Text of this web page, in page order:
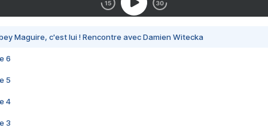
Maguire, c'est lui ! Rencontre avec Damien Witecka
6
5
4
3